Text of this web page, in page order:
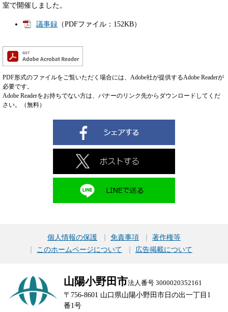
室で開催しました。
議事録 （PDFファイル：152KB）
PDF形式のファイルをご覧いただく場合には、Adobe社が提供するAdobe Readerが
必要です。
Adobe Readerをお持ちでない方は、バナーのリンク先からダウンロードしてくだ
さい。（無料）
個人情報の保護 免責事項
著作権等
このホームページについて
広告掲載について
山陽小野田市法人番号 3000020352161
〒756-8601 山口県山陽小野田市日の出一丁目1
番1号